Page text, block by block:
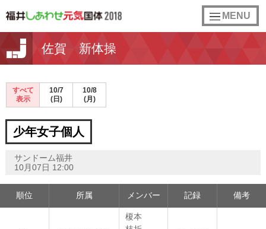
toggle
navigation
MENU
佐賀 新体操
すべて
表示
10/7
(日)
10/8
(月)
少年女子個人
サンドーム福井
10月07日 12:00
順位 所属 メンバー 記録 備考
榎本